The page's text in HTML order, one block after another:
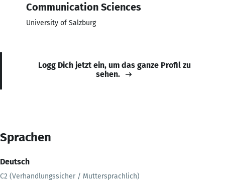
Communication Sciences
University of Salzburg
Logg Dich jetzt ein, um das ganze Profil zu
sehen.
Sprachen
Deutsch
C2 (Verhandlungssicher / Muttersprachlich)